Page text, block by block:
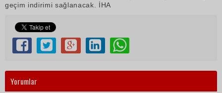
geçim indirimi sağlanacak. İHA
Yorumlar